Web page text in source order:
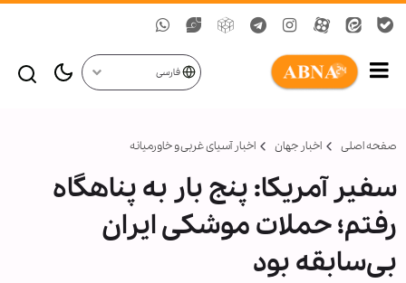
فارسی
صفحه اصلی اخبار جهان اخبار آسیای غربی و خاورمیانه
سفیر آمریکا: پنج بار به پناهگاه
رفتم؛ حملات موشکی ایران
بی‌سابقه بود